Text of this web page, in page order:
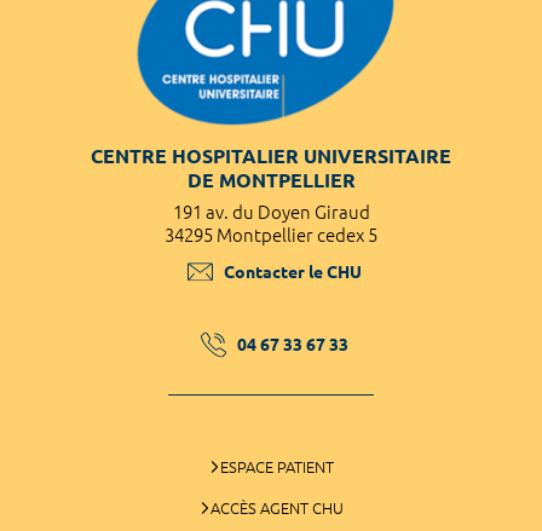
CENTRE HOSPITALIER UNIVERSITAIRE
DE MONTPELLIER
191 av. du Doyen Giraud
34295 Montpellier cedex 5
Contacter le CHU
04 67 33 67 33
ESPACE PATIENT
ACCÈS AGENT CHU